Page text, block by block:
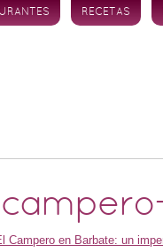
RECETAS
Campero en Barbate: un